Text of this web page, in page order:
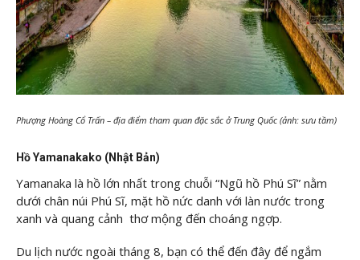
Phượng Hoàng Cổ Trấn – địa điểm tham quan đặc sắc ở Trung Quốc (ảnh: sưu tầm)
Hồ Yamanakako (Nhật Bản)
Yamanaka là hồ lớn nhất trong chuỗi “Ngũ hồ Phú Sĩ” nằm
dưới chân núi Phú Sĩ, mặt hồ nức danh với làn nước trong
xanh và quang cảnh thơ mộng đến choáng ngợp.
Du lịch nước ngoài tháng 8, bạn có thể đến đây để ngắm